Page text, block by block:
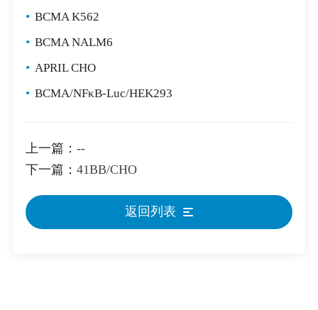
• BCMA K562
• BCMA NALM6
• APRIL CHO
• BCMA/NFκB-Luc/HEK293
上一篇： --
下一篇： 41BB/CHO
返回列表